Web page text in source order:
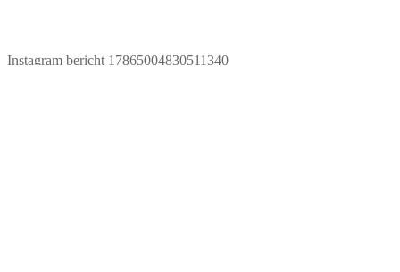
Instagram bericht 17865004830511340